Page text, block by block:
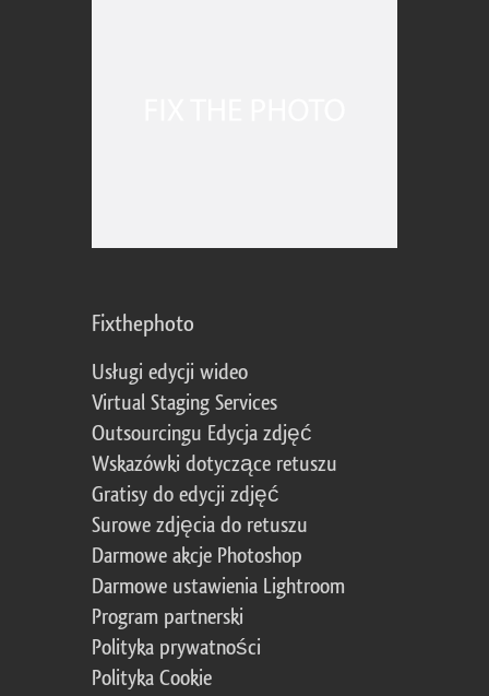
Fixthephoto
Usługi edycji wideo
Virtual Staging Services
Outsourcingu Edycja zdjęć
Wskazówki dotyczące retuszu
Gratisy do edycji zdjęć
Surowe zdjęcia do retuszu
Darmowe akcje Photoshop
Darmowe ustawienia Lightroom
Program partnerski
Polityka prywatności
Polityka Cookie